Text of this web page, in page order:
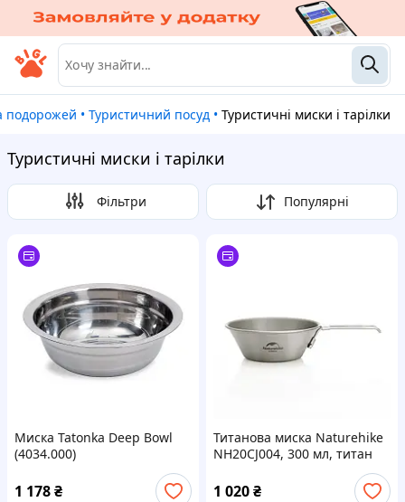
подорожей • Туристичний посуд • Туристичні миски і тарілки
Туристичні миски і тарілки
Фільтри Популярні
Миска Tatonka Deep Bowl
(4034.000)
1 178₴
Титанова миска Naturehike
NH20CJ004, 300 мл, титан
1 020₴